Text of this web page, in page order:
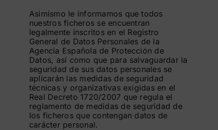
Asimismo le informamos que todos
nuestros ficheros se encuentran
legalmente inscritos en el Registro
General de Datos Personales de la
Agencia Española de Protección de
Datos, así como que para salvaguardar la
seguridad de sus datos personales se
aplicarán las medidas de seguridad
técnicas y organizativas exigidas en el
Real Decreto 1720/2007 que regula el
reglamento de medidas de seguridad de
los ficheros que contengan datos de
carácter personal.